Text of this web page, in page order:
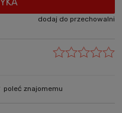
dodaj do przechowalni
poleć znajomemu